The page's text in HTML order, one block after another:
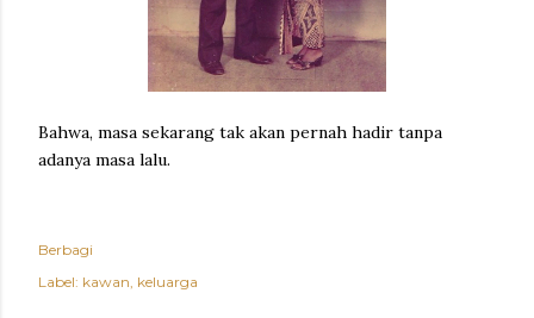
Bahwa, masa sekarang tak akan pernah hadir tanpa
adanya masa lalu.
Berbagi
Label: kawan keluarga